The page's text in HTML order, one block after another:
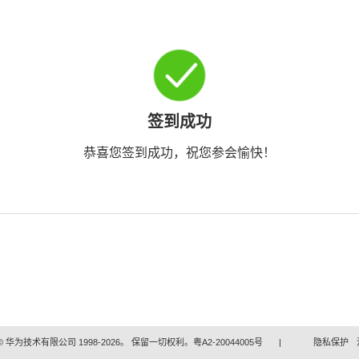
签到成功
恭喜您签到成功，祝您参会愉快！
华为技术有限公司 1998-2026。 保留一切权利。粤A2-20044005号 | 隐私保护